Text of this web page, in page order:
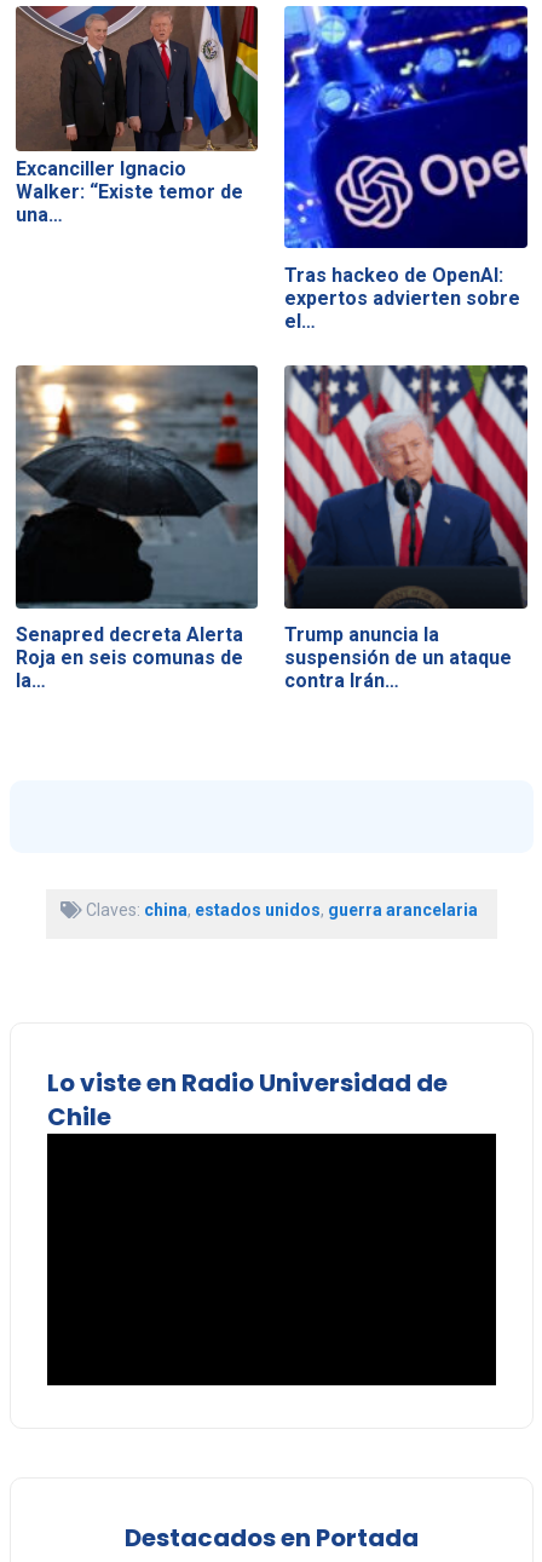
Excanciller Ignacio
Walker: “Existe temor de
una…
Tras hackeo de OpenAI:
expertos advierten sobre
el…
Senapred decreta Alerta
Roja en seis comunas de
la…
Trump anuncia la
suspensión de un ataque
contra Irán…
Claves: china, estados unidos, guerra arancelaria
Lo viste en Radio Universidad de
Chile
Destacados en Portada